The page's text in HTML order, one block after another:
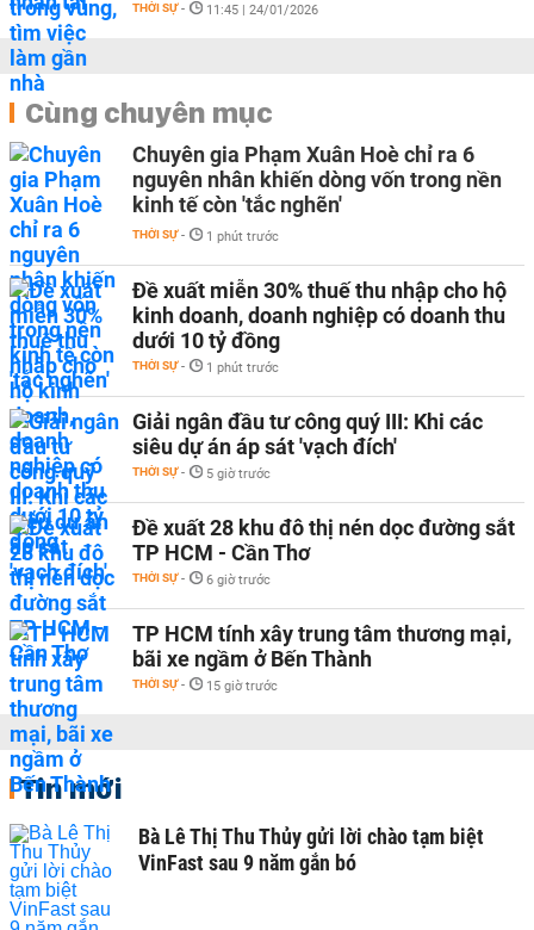
THỜI SỰ - 11:45 | 24/01/2026
Cùng chuyên mục
Chuyên gia Phạm Xuân Hoè chỉ ra 6
nguyên nhân khiến dòng vốn trong nền
kinh tế còn 'tắc nghẽn'
THỜI SỰ - 1 phút trước
Đề xuất miễn 30% thuế thu nhập cho hộ
kinh doanh, doanh nghiệp có doanh thu
dưới 10 tỷ đồng
THỜI SỰ - 1 phút trước
Giải ngân đầu tư công quý III: Khi các
siêu dự án áp sát 'vạch đích'
THỜI SỰ - 5 giờ trước
Đề xuất 28 khu đô thị nén dọc đường sắt
TP HCM - Cần Thơ
THỜI SỰ - 6 giờ trước
TP HCM tính xây trung tâm thương mại,
bãi xe ngầm ở Bến Thành
THỜI SỰ - 15 giờ trước
Tin mới
Bà Lê Thị Thu Thủy gửi lời chào tạm biệt
VinFast sau 9 năm gắn bó